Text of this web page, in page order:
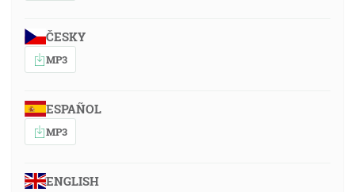
ČESKY
MP3
ESPAÑOL
MP3
ENGLISH